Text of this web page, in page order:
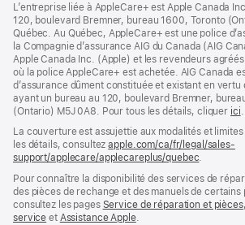
L’entreprise liée à AppleCare+ est Apple Canada
120, boulevard Bremner, bureau 1600, Toronto
Québec. Au Québec, AppleCare+ est une police
la Compagnie d’assurance AIG du Canada (AIG
Apple Canada Inc. (Apple) et les revendeurs
où la police AppleCare+ est achetée. AIG Canada
d’assurance dûment constituée et existant en vertu
ayant un bureau au 120, boulevard Bremner,
(Ontario) M5J 0A8. Pour tous les détails, cliquer ici.
La couverture est assujettie aux modalités et
les détails, consultezapple.com/ca/fr/legal/sales-
support/applecare/applecareplus/quebec.
Pour connaître la disponibilité des services de
des pièces de rechange et des manuels de certains
consultez les pages Service de réparation et pièces,
service et Assistance Apple.